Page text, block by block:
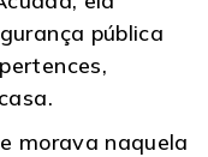
pública
morava naquela